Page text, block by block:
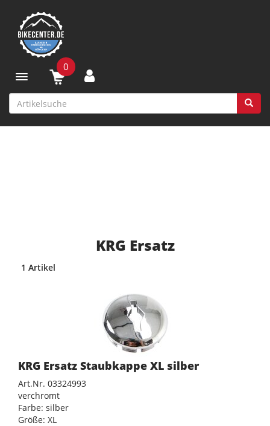
Toggle navigation
0
KRG Ersatz
1 Artikel
KRG Ersatz Staubkappe XL silber
Art.Nr. 03324993
verchromt
Farbe: silber
Größe: XL